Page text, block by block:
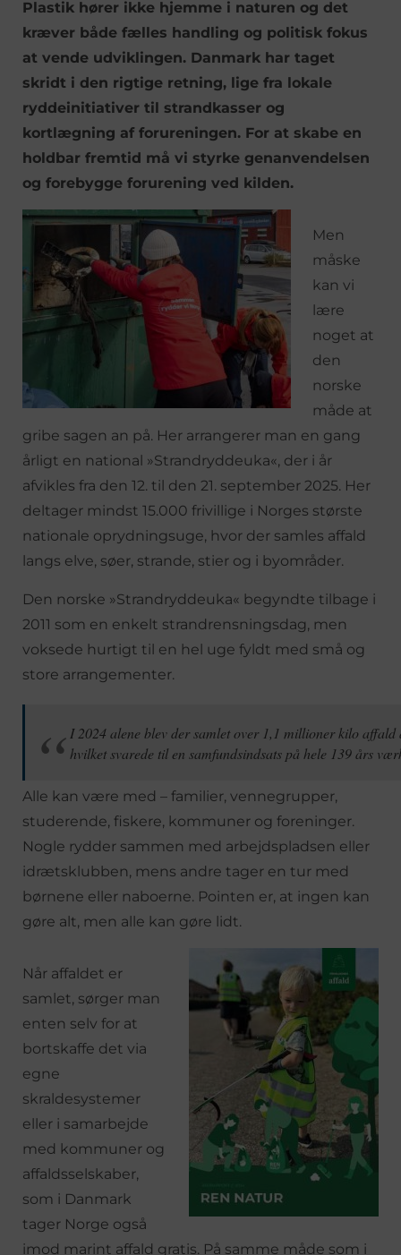
Plastik hører ikke hjemme i naturen og det
kræver både fælles handling og politisk fokus
at vende udviklingen. Danmark har taget
skridt i den rigtige retning, lige fra lokale
ryddeinitiativer til strandkasser og
kortlægning af forureningen. For at skabe en
holdbar fremtid må vi styrke genanvendelsen
og forebygge forurening ved kilden.
Men
måske
kan vi
lære
noget at
den
norske
måde at
gribe sagen an på. Her arrangerer man en gang
årligt en national »Strandryddeuka«, der i år
afvikles fra den 12. til den 21. september 2025. Her
deltager mindst 15.000 frivillige i Norges største
nationale oprydningsuge, hvor der samles affald
langs elve, søer, strande, stier og i byområder.
Den norske »Strandryddeuka« begyndte tilbage i
2011 som en enkelt strandrensningsdag, men
voksede hurtigt til en hel uge fyldt med små og
store arrangementer.
I 2024 alene blev der samlet over 1,1 millioner kilo
hvilket svarede til en samfundsindsats på hele 139 års
Alle kan være med – familier, vennegrupper,
studerende, fiskere, kommuner og foreninger.
Nogle rydder sammen med arbejdspladsen eller
idrætsklubben, mens andre tager en tur med
børnene eller naboerne. Pointen er, at ingen kan
gøre alt, men alle kan gøre lidt.
Når affaldet er
samlet, sørger man
enten selv for at
bortskaffe det via
egne
skraldesystemer
eller i samarbejde
med kommuner og
affaldsselskaber,
som i Danmark
tager Norge også
imod marint affald gratis. På samme måde som i